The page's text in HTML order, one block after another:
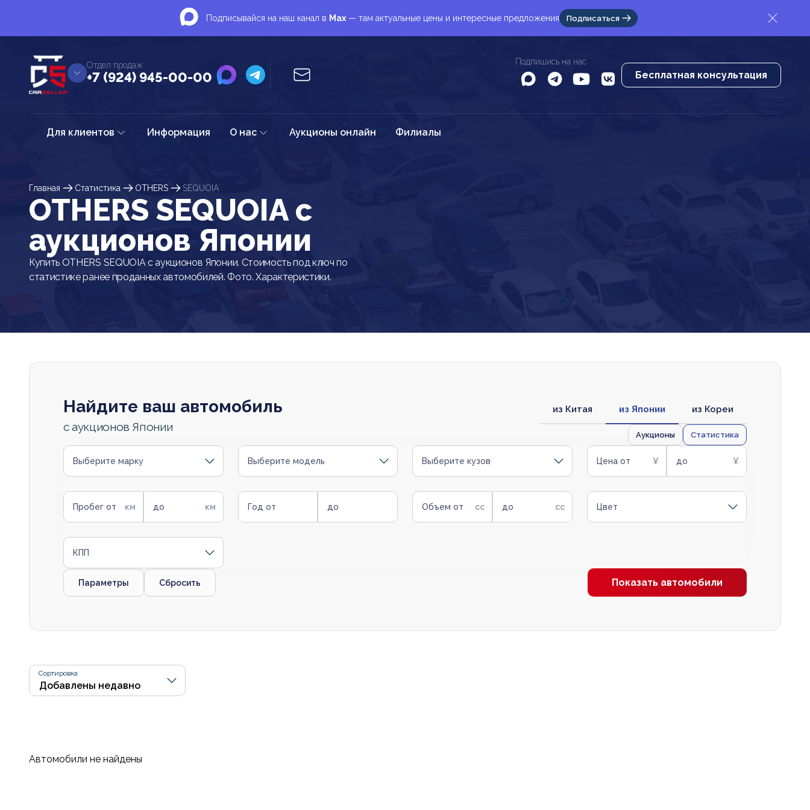
Подписывайся на наш канал в Max — там актуальные цены и интересные предложения Подписаться
Отдел продаж
+7 (924) 945-00-00
Подпишись на нас
Бесплатная консультация
Для клиентов Информация О нас Аукционы онлайн Филиалы
Главная Статистика OTHERS SEQUOIA
OTHERS SEQUOIA c
аукционов Японии
Купить OTHERS SEQUOIA с аукционов Японии. Стоимость под ключ по
статистике ранее проданных автомобилей. Фото. Характеристики.
Найдите ваш автомобиль
с аукционов Японии
из Китая из Японии из Кореи
Аукционы Статистика
Выберите марку Выберите модель Выберите кузов Цена от до
Пробег от до Год от до Объем от до Цвет
КПП
Параметры Сбросить Показать автомобили
Сортировка
Автомобили не найдены